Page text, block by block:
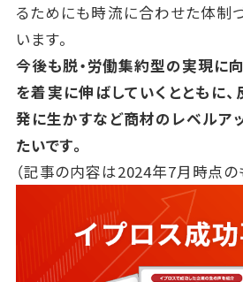
るためにも時流に合わせた体制
います。
今後も脱・労働集約型の実現に
を着実に伸ばしていくとともに、
発に生かすなど商材のレベルア
たいです。
（記事の内容は2024年7月時点の